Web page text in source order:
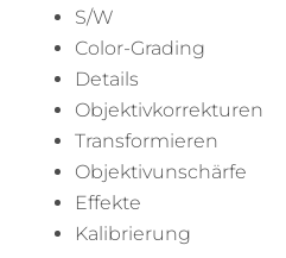
S/W
Color-Grading
Details
Objektivkorrekturen
Transformieren
Objektivunschärfe
Effekte
Kalibrierung